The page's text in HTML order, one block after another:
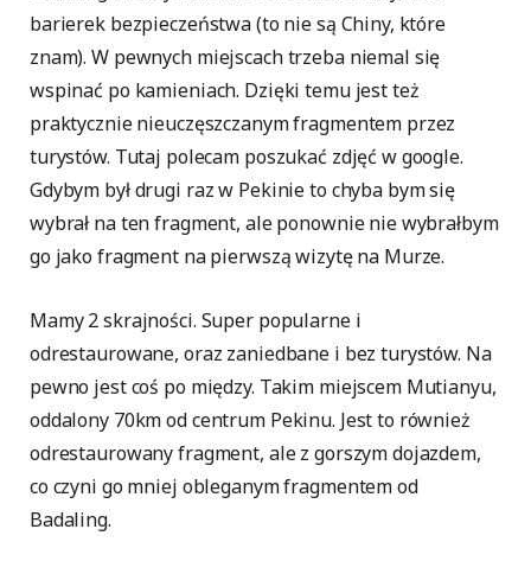
barierek bezpieczeństwa (to nie są Chiny, które
znam). W pewnych miejscach trzeba niemal się
wspinać po kamieniach. Dzięki temu jest też
praktycznie nieuczęszczanym fragmentem przez
turystów. Tutaj polecam poszukać zdjęć w google.
Gdybym był drugi raz w Pekinie to chyba bym się
wybrał na ten fragment, ale ponownie nie wybrałbym
go jako fragment na pierwszą wizytę na Murze.
Mamy 2 skrajności. Super popularne i
odrestaurowane, oraz zaniedbane i bez turystów. Na
pewno jest coś po między. Takim miejscem Mutianyu,
oddalony 70km od centrum Pekinu. Jest to również
odrestaurowany fragment, ale z gorszym dojazdem,
co czyni go mniej obleganym fragmentem od
Badaling.